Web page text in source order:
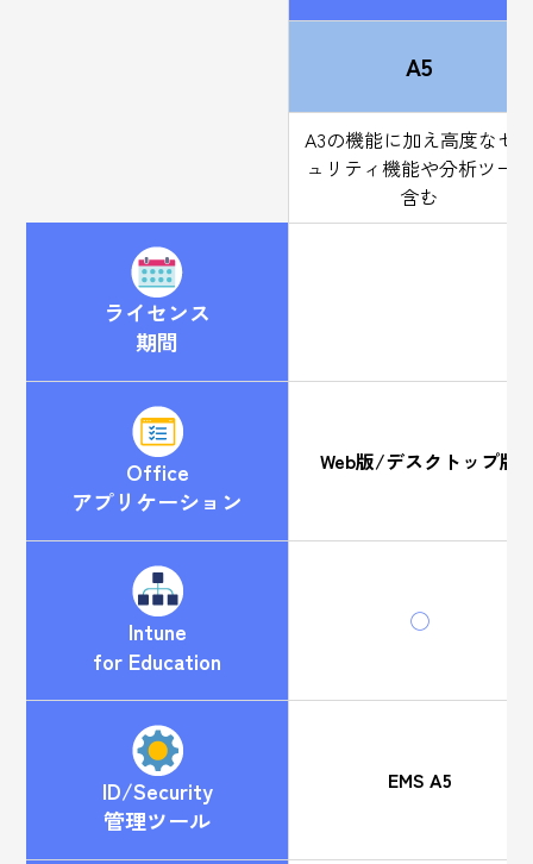
A5
A3の機能に加え高度なセ
ュリティ機能や分析ツール
含む
ライセンス
期間
Office
アプリケーション
Web版/デスクトップ版
Intune
for Education
◯
ID/Security
管理ツール
EMS A5